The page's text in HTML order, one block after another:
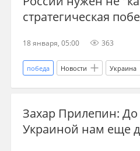
Украина.ру Международное
стратегическая
18 января, 05:00 363
победа Новости Украина
Владимир Зеленский
капитуляция Украины
дзен новости СВО новости
Захар Прилепин:
Украиной нам еще